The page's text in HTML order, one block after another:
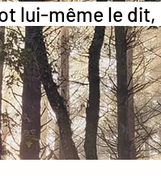
lui-même le dit,